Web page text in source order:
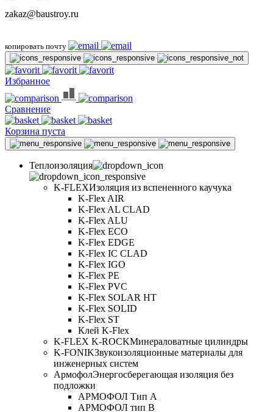
zakaz@baustroy.ru
копировать почту
Избранное
Сравнение
Корзина пуста
Теплоизоляция
K-FLEXИзоляция из вспененного каучука
K-Flex AIR
K-Flex AL CLAD
K-Flex ALU
K-Flex ECO
K-Flex EDGE
K-Flex IC CLAD
K-Flex IGO
K-Flex PE
K-Flex PVC
K-Flex SOLAR HT
K-Flex SOLID
K-Flex ST
Клей K-Flex
K-FLEX K-ROCKМинераловатные цилиндры
K-FONIKЗвукоизоляционные материалы для
инженерных систем
АрмофолЭнергосберегающая изоляция без
подложки
АРМОФОЛ Тип А
АРМОФОЛ тип В